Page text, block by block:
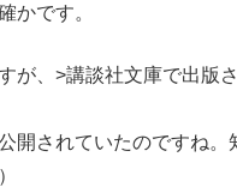
かです。
が、>講談社文庫で出版
されていたのですね。